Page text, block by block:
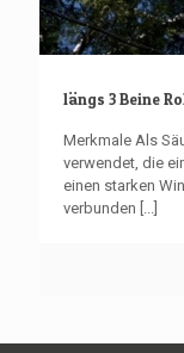
längs 3 Beine
Merkmale Als
verwendet, die
einen starken
verbunden [...]